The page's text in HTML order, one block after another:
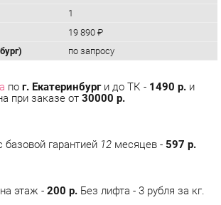
по запросу
пог. Екатеринбурги до ТК -
при заказе от30000 р.
гарантией12месяцев -
этаж -200 р.Без лифта - 3 рубля за кг.